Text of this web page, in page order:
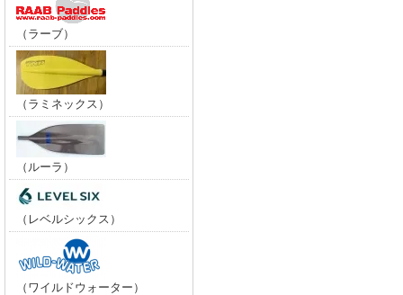
（ラーブ）
（ラミネックス）
（ルーラ）
（レベルシックス）
（ワイルドウォーター）